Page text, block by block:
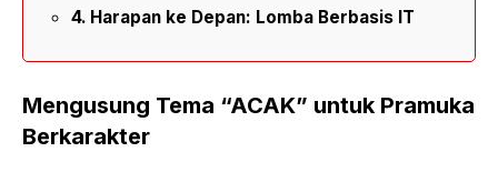
Harapan ke Depan: Lomba Berbasis IT
Mengusung Tema “ACAK” untuk Pramuka
Berkarakter